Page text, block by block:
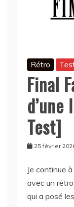
Rétro
Final
Test]
25 février
Je continue
avec un
qui a posé